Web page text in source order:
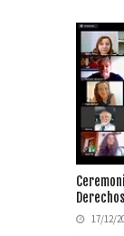
17/12/